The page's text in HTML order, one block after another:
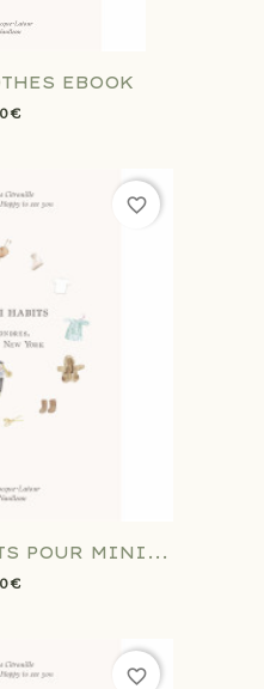
EBOOK
€
POUR MINI...
€
favorite_border
favorite_border